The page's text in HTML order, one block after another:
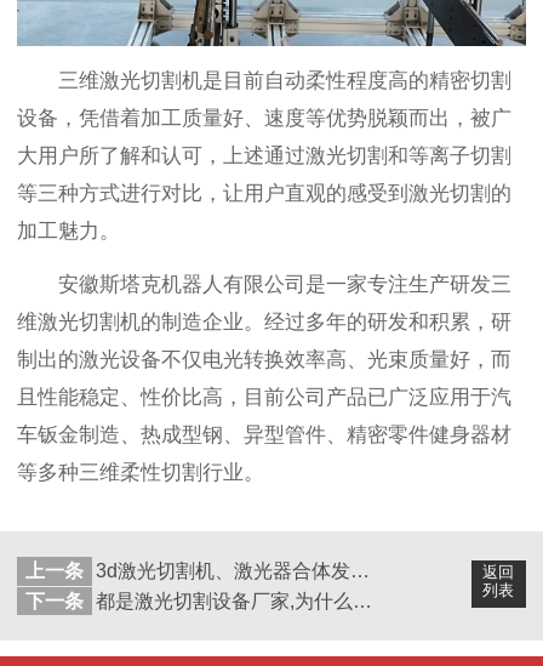
三维激光切割机是目前自动柔性程度高的精密切割
设备，凭借着加工质量好、速度等优势脱颖而出，被广
大用户所了解和认可，上述通过激光切割和等离子切割
等三种方式进行对比，让用户直观的感受到激光切割的
加工魅力。
安徽斯塔克机器人有限公司是一家专注生产研发三
维激光切割机的制造企业。经过多年的研发和积累，研
制出的激光设备不仅电光转换效率高、光束质量好，而
且性能稳定、性价比高，目前公司产品已广泛应用于汽
车钣金制造、热成型钢、异型管件、精密零件健身器材
等多种三维柔性切割行业。
返回
列表
上一条
3d激光切割机、激光器合体发展！发展方向提上日程，将迎来巨变…
下一条
都是激光切割设备厂家,为什么大家热衷安徽斯塔克公司？用户:看中这些